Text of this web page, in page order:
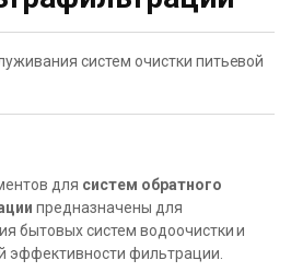
систем очистки питьевой
для систем обратного
предназначены для
бытовых систем водоочистки и
эффективности фильтрации.